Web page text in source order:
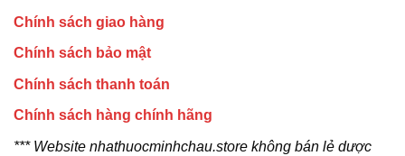
Chính sách giao hàng
Chính sách bảo mật
Chính sách thanh toán
Chính sách hàng chính hãng
*** Website nhathuocminhchau.store không bán lẻ dược